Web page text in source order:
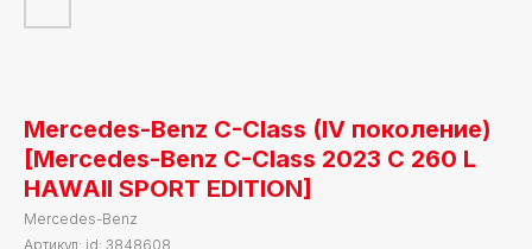
Mercedes-Benz C-Class (IV поколение)
[Mercedes-Benz C-Class 2023 C 260 L
HAWAII SPORT EDITION]
Mercedes-Benz
Артикул: id: 3848608